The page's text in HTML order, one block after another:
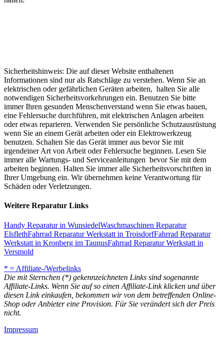
Sicherheitshinweis: Die auf dieser Website enthaltenen
Informationen sind nur als Ratschläge zu verstehen. Wenn Sie an
elektrischen oder gefährlichen Geräten arbeiten, halten Sie alle
notwendigen Sicherheitsvorkehrungen ein. Benutzen Sie bitte
immer Ihren gesunden Menschenverstand wenn Sie etwas bauen,
eine Fehlersuche durchführen, mit elektrischen Anlagen arbeiten
oder etwas reparieren. Verwenden Sie persönliche Schutzausrüstung
wenn Sie an einem Gerät arbeiten oder ein Elektrowerkzeug
benutzen. Schalten Sie das Gerät immer aus bevor Sie mit
irgendeiner Art von Arbeit oder Fehlersuche beginnen. Lesen Sie
immer alle Wartungs- und Serviceanleitungen bevor Sie mit dem
arbeiten beginnen. Halten Sie immer alle Sicherheitsvorschriften in
Ihrer Umgebung ein. Wir übernehmen keine Verantwortung für
Schäden oder Verletzungen.
Weitere Reparatur Links
Handy Reparatur in WunsiedelWaschmaschinen Reparatur
ElsflethFahrrad Reparatur Werkstatt in TroisdorfFahrrad Reparatur
Werkstatt in Kronberg im TaunusFahrrad Reparatur Werkstatt in
Versmold
* = Affiliate-/Werbelinks
Die mit Sternchen (*) gekennzeichneten Links sind sogenannte
Affiliate-Links. Wenn Sie auf so einen Affiliate-Link klicken und über
diesen Link einkaufen, bekommen wir von dem betreffenden Online-
Shop oder Anbieter eine Provision. Für Sie verändert sich der Preis
nicht.
Impressum